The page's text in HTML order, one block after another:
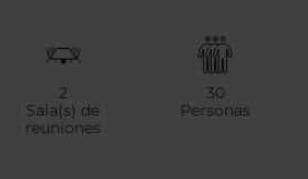
2
Sala(s) de
reuniones
30
Personas